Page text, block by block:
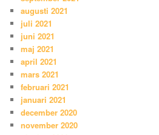
augusti 2021
juli 2021
juni 2021
maj 2021
april 2021
mars 2021
februari 2021
januari 2021
december 2020
november 2020